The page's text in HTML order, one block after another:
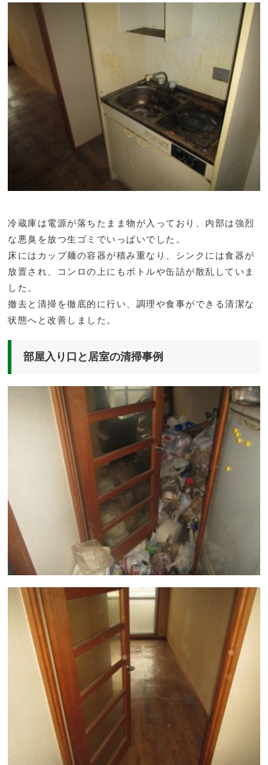
冷蔵庫は電源が落ちたまま物が入っており、内部は強烈
な悪臭を放つ生ゴミでいっぱいでした。
床にはカップ麺の容器が積み重なり、シンクには食器が
放置され、コンロの上にもボトルや缶詰が散乱していま
した。
撤去と清掃を徹底的に行い、調理や食事ができる清潔な
状態へと改善しました。
部屋入り口と居室の清掃事例